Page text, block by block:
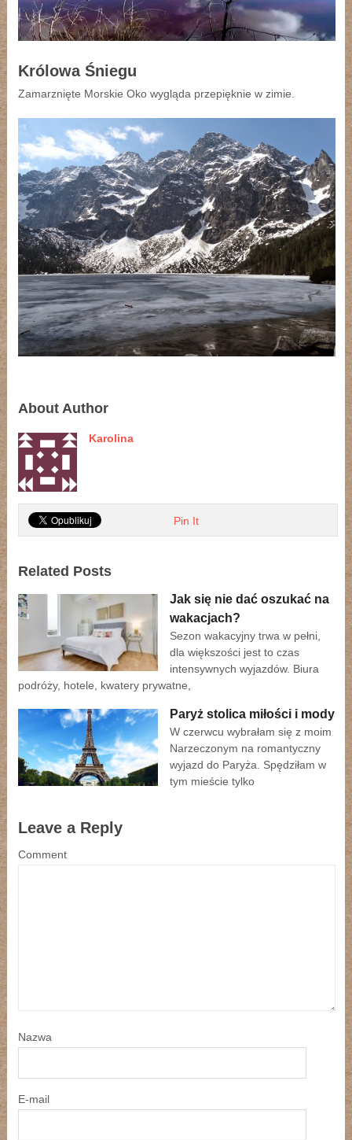
Królowa Śniegu
Zamarznięte Morskie Oko wygląda przepięknie w zimie.
About Author
Karolina
Pin It
Related Posts
Jak się nie dać oszukać na
wakacjach?
Sezon wakacyjny trwa w pełni,
dla większości jest to czas
intensywnych wyjazdów. Biura
podróży, hotele, kwatery prywatne,
Paryż stolica miłości i mody
W czerwcu wybrałam się z moim
Narzeczonym na romantyczny
wyjazd do Paryża. Spędziłam w
tym mieście tylko
Leave a Reply
Comment
Nazwa
E-mail